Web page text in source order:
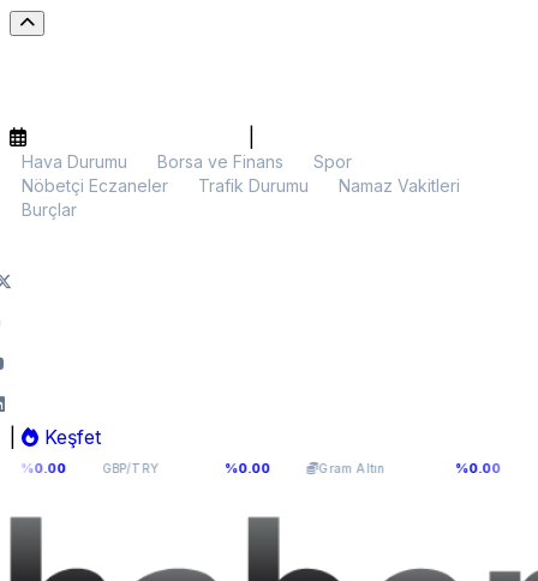
Hava Durumu Borsa ve Finans
Spor
Nöbetçi Eczaneler
Trafik Durumu
Namaz Vakitleri
Burçlar
Keşfet
GBP/TRY 64,2936 %0.00 Gram Altın 6.107,34 %0.00 BTC